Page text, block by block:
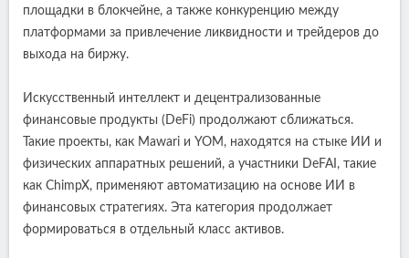
площадки в блокчейне, а также конкуренцию между
платформами за привлечение ликвидности и трейдеров до
выхода на биржу.
Искусственный интеллект и децентрализованные
финансовые продукты (DeFi) продолжают сближаться.
Такие проекты, как Mawari и YOM, находятся на стыке ИИ и
физических аппаратных решений, а участники DeFAI, такие
как ChimpX, применяют автоматизацию на основе ИИ в
финансовых стратегиях. Эта категория продолжает
формироваться в отдельный класс активов.